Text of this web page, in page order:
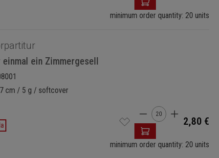
minimum order quantity: 20 units
einmal ein Zimmergesell
cm / 5 g / softcover
Cantidad del
2,80 €
minimum order quantity: 20 units